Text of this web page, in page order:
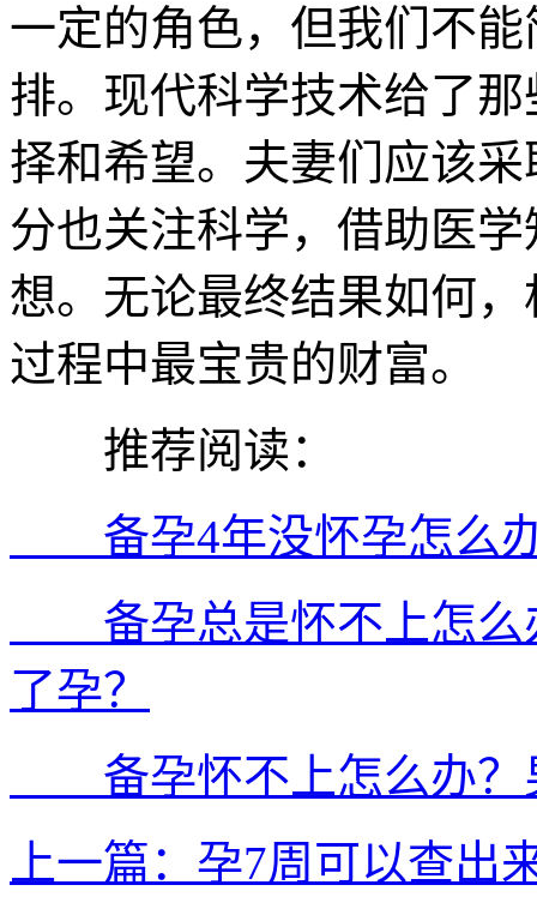
一定的角色，但我们不
排。现代科学技术给了
择和希望。夫妻们应该
分也关注科学，借助医
想。无论最终结果如何
过程中最宝贵的财富。
推荐阅读：
备孕4年没怀孕怎么
备孕总是怀不上怎么
了孕？
备孕怀不上怎么办？
上一篇：孕7周可以查出